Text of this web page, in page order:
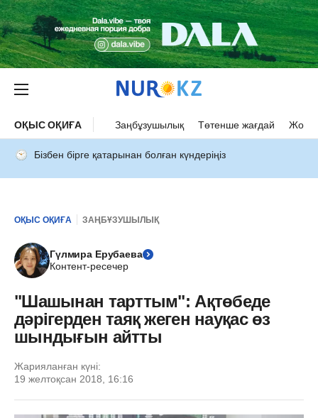
ОҚЫС ОҚИҒА Заңбұзушылық Төтенше жағдай Жол
Бізбен бірге қатарынан болған күндеріңіз
ОҚЫС ОҚИҒА ЗАҢБҰЗУШЫЛЫҚ
Гүлмира Ерубаева
Контент-ресечер
"Шашынан тарттым": Ақтөбеде
дәрігерден таяқ жеген науқас өз
шындығын айтты
Жарияланған күні:
19 желтоқсан 2018, 16:16